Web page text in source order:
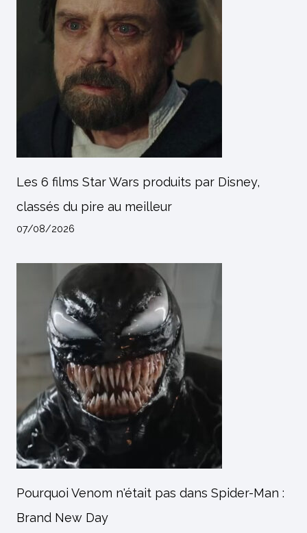
Les 6 films Star Wars produits par Disney,
classés du pire au meilleur
07/08/2026
Pourquoi Venom n'était pas dans Spider-Man :
Brand New Day